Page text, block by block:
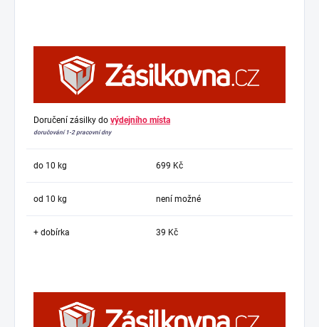
Doručení zásilky do výdejního místa
doručování 1-2 pracovní dny
do 10 kg 699 Kč
od 10 kg není možné
+ dobírka 39 Kč